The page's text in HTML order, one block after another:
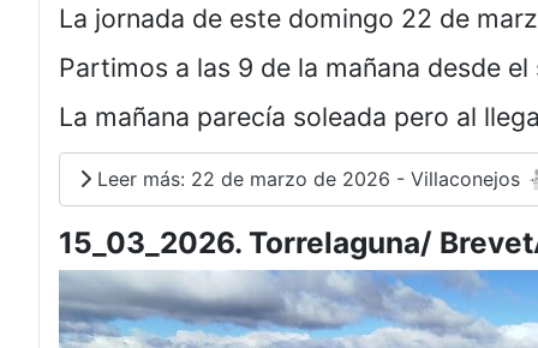
La jornada de este domingo 22 de
Partimos a las 9 de la mañana desde
La mañana parecía soleada pero al
Leer más: 22 de marzo de 2026 - Villaconejos
15_03_2026. Torrelaguna/